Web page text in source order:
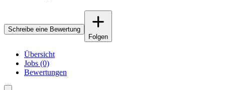
Schreibe eine Bewertung
Folgen
Übersicht
Jobs (0)
Bewertungen